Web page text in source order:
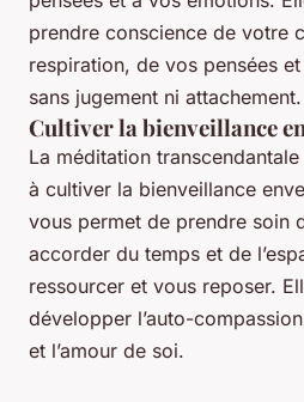
prendre conscience de votre
respiration, de vos pensées
sans jugement ni attachement.
Cultiver la bienveillance
La méditation
à cultiver la bienveillance
vous permet de prendre soin
accorder du temps et de
ressourcer et vous reposer.
développer l’auto-
et l’amour de soi.